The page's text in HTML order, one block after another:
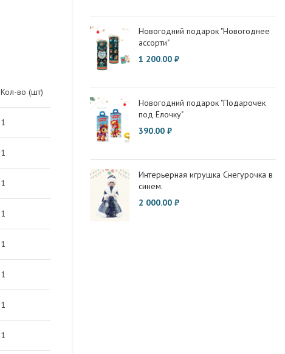
Кол-во (шт)
1
1
1
1
1
1
1
1
Новогодний подарок "Новогоднее
ассорти"
1 200.00 ₽
Новогодний подарок "Подарочек
под Ёлочку"
390.00 ₽
Интерьерная игрушка Снегурочка в
синем.
2 000.00 ₽